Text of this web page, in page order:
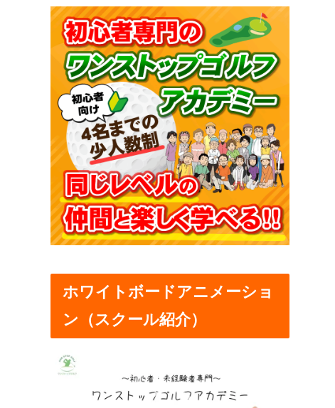
ホワイトボードアニメーショ
ン（スクール紹介）
動